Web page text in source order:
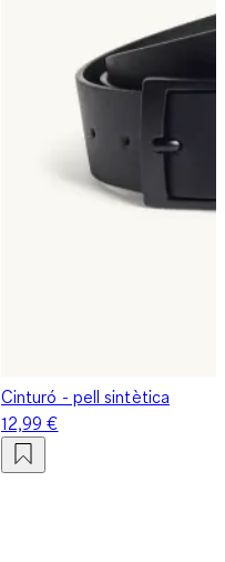
Cinturó - pell sintètica
12,99 €